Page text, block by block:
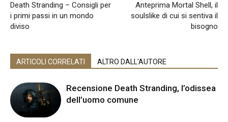
Death Stranding – Consigli per
i primi passi in un mondo
diviso
Anteprima Mortal Shell, il
soulslike di cui si sentiva il
bisogno
ARTICOLI CORRELATI ALTRO DALL'AUTORE
Recensione Death Stranding, l’odissea
dell’uomo comune